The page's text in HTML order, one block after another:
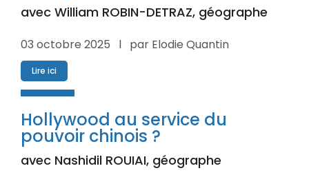
avec William ROBIN-DETRAZ, géographe
03 octobre 2025 l par Elodie Quantin
Lire ici
Hollywood au service du
pouvoir chinois ?
avec Nashidil ROUIAI, géographe